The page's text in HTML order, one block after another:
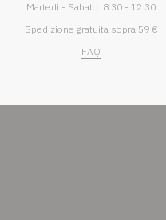
Martedì - Sabato: 8:30 - 12:30
Spedizione gratuita sopra 59 €
FAQ